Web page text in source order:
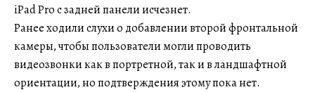
iPad Pro с задней панели исчезнет.
Ранее ходили слухи о добавлении второй фронтальной
камеры, чтобы пользователи могли проводить
видеозвонки как в портретной, так и в ландшафтной
ориентации, но подтверждения этому пока нет.